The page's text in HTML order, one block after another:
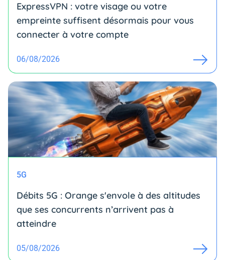
ExpressVPN : votre visage ou votre
empreinte suffisent désormais pour vous
connecter à votre compte
06/08/2026
5G
Débits 5G : Orange s'envole à des altitudes
que ses concurrents n’arrivent pas à
atteindre
05/08/2026